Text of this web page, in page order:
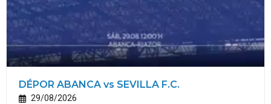
DÉPOR ABANCA vs SEVILLA F.C.
29/08/2026